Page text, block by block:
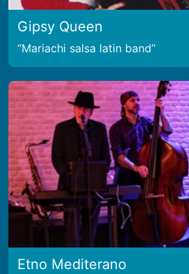
Gipsy Queen
Mariachi salsa latin band
Etno Mediterano